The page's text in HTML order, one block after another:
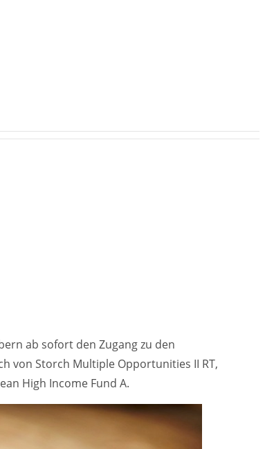
ab sofort den Zugang zu den
von Storch Multiple Opportunities II RT,
High Income Fund A.